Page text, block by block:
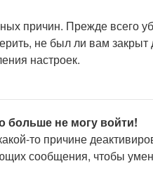
причин. Прежде всего
не был ли вам
настроек.
больше не могу войти!
то причине
сообщения, чтобы